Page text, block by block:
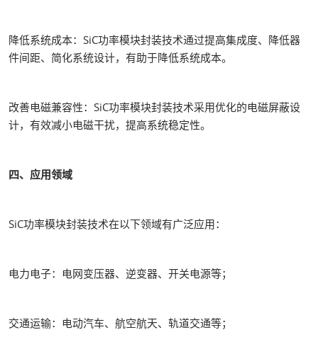
降低系统成本：SiC功率模块封装技术通过提高集成度、降低器
件间距、简化系统设计，有助于降低系统成本。
改善电磁兼容性：SiC功率模块封装技术采用优化的电磁屏蔽设
计，有效减小电磁干扰，提高系统稳定性。
四、应用领域
SiC功率模块封装技术在以下领域有广泛应用：
电力电子：电网变压器、逆变器、开关电源等；
交通运输：电动汽车、航空航天、轨道交通等；